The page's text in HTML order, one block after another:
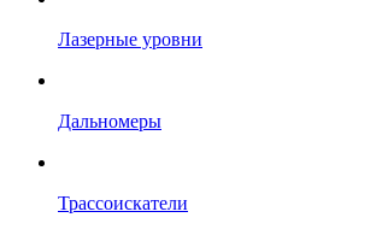
Лазерные уровни
Дальномеры
Трассоискатели